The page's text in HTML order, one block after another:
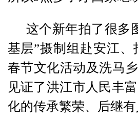
这个新年拍了很多
基层”摄制组赴安江
春节文化活动及洗马
见证了洪江市人民丰
化的传承繁荣、后继